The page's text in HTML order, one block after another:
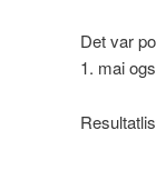
Det var
1. mai